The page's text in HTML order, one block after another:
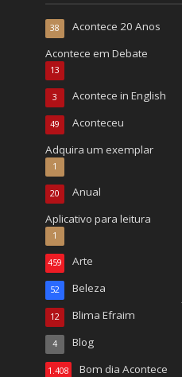
Acontece 20 Anos
38
Acontece em Debate
13
Acontece in English
3
Aconteceu
49
Adquira um exemplar
1
Anual
20
Aplicativo para leitura
1
Arte
459
Beleza
52
Blima Efraim
12
Blog
4
Bom dia Acontece
1.408